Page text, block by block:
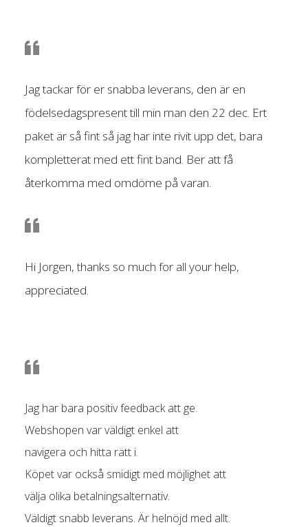
Jag tackar för er snabba leverans, den är en
födelsedagspresent till min man den 22 dec. Ert
paket är så fint så jag har inte rivit upp det, bara
kompletterat med ett fint band. Ber att få
återkomma med omdöme på varan.
Hi Jorgen, thanks so much for all your help,
appreciated.
Jag har bara positiv feedback att ge.
Webshopen var väldigt enkel att
navigera och hitta rätt i.
Köpet var också smidigt med möjlighet att
välja olika betalningsalternativ.
Väldigt snabb leverans. Är helnöjd med allt.